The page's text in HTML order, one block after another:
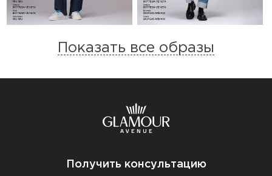
Показать все образы
Получить консультацию